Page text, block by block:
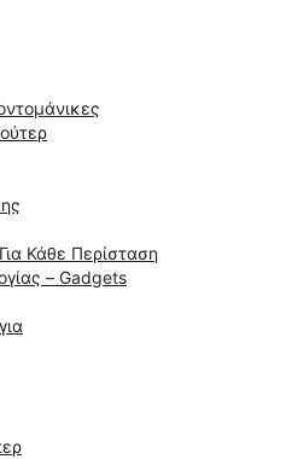
Κάθε Περίσταση
– Gadgets